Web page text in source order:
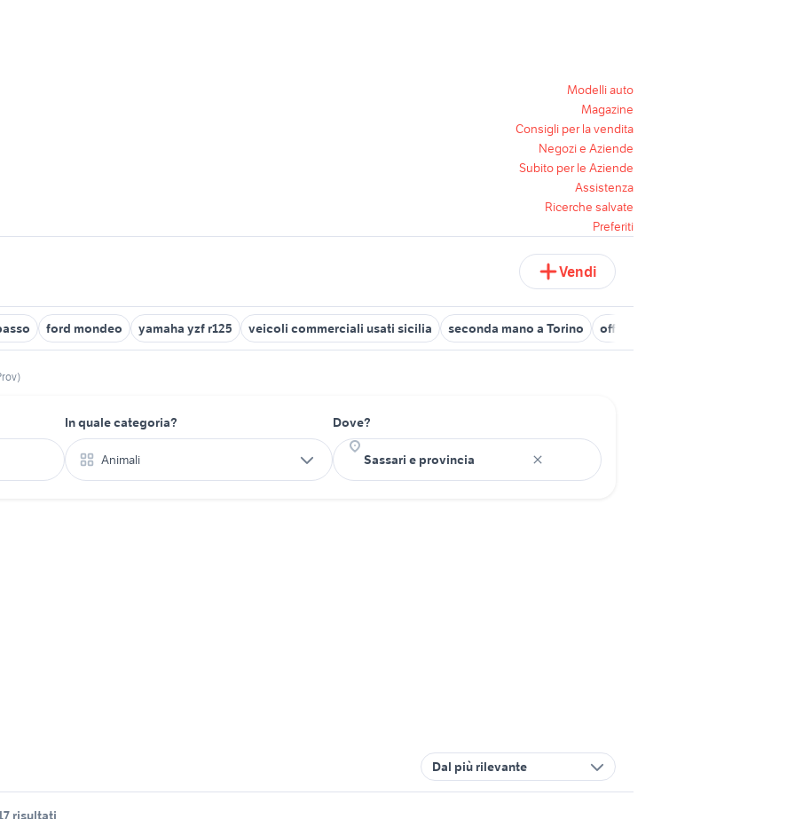
Modelli auto
Magazine
Consigli per la vendita
Negozi e Aziende
Subito per le Aziende
Assistenza
Ricerche salvate
Preferiti
Vendi
ford mondeo yamaha yzf r125 veicoli commerciali usati sicilia seconda mano a Torino offerte di lavoro a parma
In quale categoria?
Animali
Dove?
Dal più rilevante
risultati